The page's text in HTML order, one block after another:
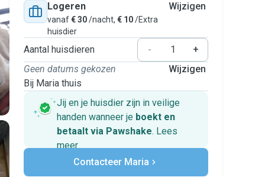
Logeren
vanaf€ 30/nacht, € 10/Extra
huisdier
Wijzigen
Aantal huisdieren -
+
Geen datums gekozen
Bij Maria thuis
Wijzigen
Jij en je huisdier zijn in veilige
handen wanneer je boekt en
betaalt via Pawshake. Lees
meer
Veilig betalen
Hulp als plannen veranderen
Contacteer Maria